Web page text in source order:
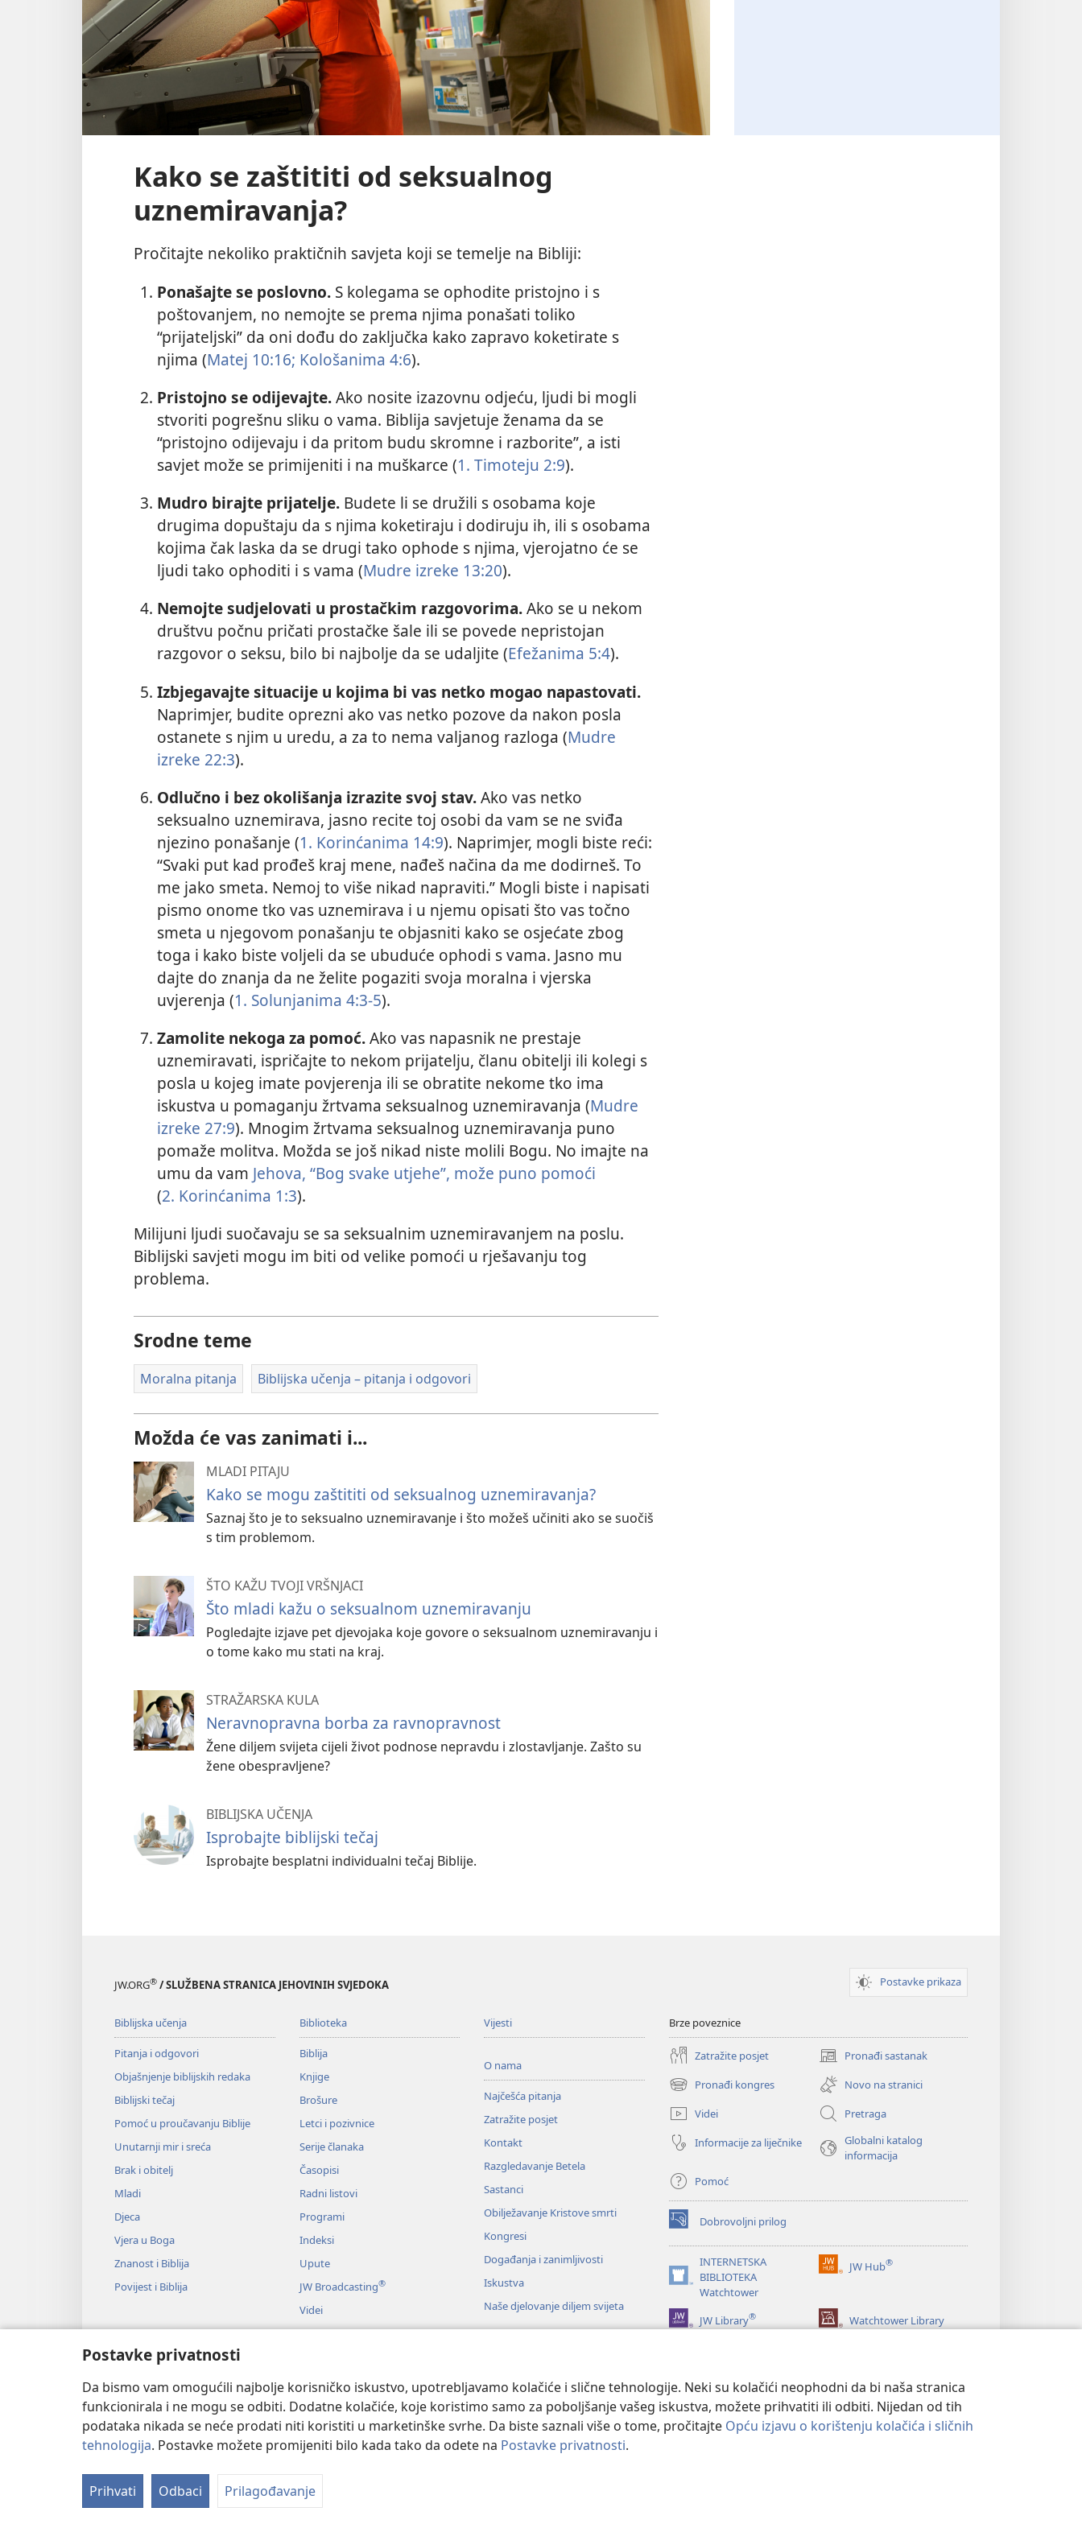
Postavke privatnosti
Da bismo vam omogućili najbolje korisničko iskustvo, upotrebljavamo kolačiće i slične tehnologije. Neki su kolačići neophodni da bi naša stranica
funkcionirala i ne mogu se odbiti. Dodatne kolačiće, koje koristimo samo za poboljšanje vašeg iskustva, možete prihvatiti ili odbiti. Nijedan od tih
podataka nikada se neće prodati niti koristiti u marketinške svrhe. Da biste saznali više o tome, pročitajte Opću izjavu o korištenju kolačića i sličnih
tehnologija. Postavke možete promijeniti bilo kada tako da odete na Postavke privatnosti.
Prihvati Odbaci Prilagođavanje
Kako se zaštititi od seksualnog
uznemiravanja?
Pročitajte nekoliko praktičnih savjeta koji se temelje na Bibliji:
Ponašajte se poslovno.S kolegama se ophodite pristojno i s
poštovanjem, no nemojte se prema njima ponašati toliko
“prijateljski” da oni dođu do zaključka kako zapravo koketirate s
njima (Matej 10:16; Kološanima 4:6).
Pristojno se odijevajte.Ako nosite izazovnu odjeću, ljudi bi mogli
stvoriti pogrešnu sliku o vama. Biblija savjetuje ženama da se
“pristojno odijevaju i da pritom budu skromne i razborite”, a isti
savjet može se primijeniti i na muškarce (1. Timoteju 2:9).
Mudro birajte prijatelje.Budete li se družili s osobama koje
drugima dopuštaju da s njima koketiraju i dodiruju ih, ili s osobama
kojima čak laska da se drugi tako ophode s njima, vjerojatno će se
ljudi tako ophoditi i s vama (Mudre izreke 13:20).
Nemojte sudjelovati u prostačkim razgovorima.Ako se u nekom
društvu počnu pričati prostačke šale ili se povede nepristojan
razgovor o seksu, bilo bi najbolje da se udaljite (Efežanima 5:4).
Izbjegavajte situacije u kojima bi vas netko mogao napastovati.
Naprimjer, budite oprezni ako vas netko pozove da nakon posla
ostanete s njim u uredu, a za to nema valjanog razloga (Mudre
izreke 22:3).
Odlučno i bez okolišanja izrazite svoj stav.Ako vas netko
seksualno uznemirava, jasno recite toj osobi da vam se ne sviđa
njezino ponašanje (1. Korinćanima 14:9). Naprimjer, mogli biste reći:
“Svaki put kad prođeš kraj mene, nađeš načina da me dodirneš. To
me jako smeta. Nemoj to više nikad napraviti.” Mogli biste i napisati
pismo onome tko vas uznemirava i u njemu opisati što vas točno
smeta u njegovom ponašanju te objasniti kako se osjećate zbog
toga i kako biste voljeli da se ubuduće ophodi s vama. Jasno mu
dajte do znanja da ne želite pogaziti svoja moralna i vjerska
uvjerenja (1. Solunjanima 4:3-5).
Zamolite nekoga za pomoć.Ako vas napasnik ne prestaje
uznemiravati, ispričajte to nekom prijatelju, članu obitelji ili kolegi s
posla u kojeg imate povjerenja ili se obratite nekome tko ima
iskustva u pomaganju žrtvama seksualnog uznemiravanja (Mudre
izreke 27:9). Mnogim žrtvama seksualnog uznemiravanja puno
pomaže molitva. Možda se još nikad niste molili Bogu. No imajte na
umu da vam Jehova, “Bog svake utjehe”, može puno pomoći
(2. Korinćanima 1:3).
Milijuni ljudi suočavaju se sa seksualnim uznemiravanjem na poslu.
Biblijski savjeti mogu im biti od velike pomoći u rješavanju tog
problema.
Srodne teme
Moralna pitanja Biblijska učenja – pitanja i odgovori
Možda će vas zanimati i...
MLADI PITAJU
Kako se mogu zaštititi od seksualnog uznemiravanja?
Saznaj što je to seksualno uznemiravanje i što možeš učiniti ako se suočiš
s tim problemom.
ŠTO KAŽU TVOJI VRŠNJACI
Što mladi kažu o seksualnom uznemiravanju
Pogledajte izjave pet djevojaka koje govore o seksualnom uznemiravanju i
o tome kako mu stati na kraj.
STRAŽARSKA KULA
Neravnopravna borba za ravnopravnost
Žene diljem svijeta cijeli život podnose nepravdu i zlostavljanje. Zašto su
žene obespravljene?
BIBLIJSKA UČENJA
Isprobajte biblijski tečaj
Isprobajte besplatni individualni tečaj Biblije.
JW.ORG® / SLUŽBENA STRANICA JEHOVINIH SVJEDOKA Postavke prikaza
Biblijska učenja
Pitanja i odgovori
Objašnjenje biblijskih redaka
Biblijski tečaj
Pomoć u proučavanju Biblije
Unutarnji mir i sreća
Brak i obitelj
Mladi
Djeca
Vjera u Boga
Znanost i Biblija
Povijest i Biblija
Biblioteka
Biblija
Knjige
Brošure
Letci i pozivnice
Serije članaka
Časopisi
Radni listovi
Programi
Indeksi
Upute
JW Broadcasting®
Videi
Glazba
Dramsko čitanje Biblije
Vijesti
O nama
Najčešća pitanja
Zatražite posjet
Kontakt
Razgledavanje Betela
Sastanci
Obilježavanje Kristove smrti
Kongresi
Događanja i zanimljivosti
Iskustva
Naše djelovanje diljem svijeta
Brze poveznice
Zatražite posjet Pronađi sastanak
(otvara
se
novi
prozor)
Pronađi kongres
(otvara
se
novi
prozor)
Novo na stranici
Videi
Pretraga
Informacije za liječnike
Globalni katalog
informacija
Pomoć
Dobrovoljni prilog
(otvara
se
prozor)
INTERNETSKA
BIBLIOTEKA
Watchtower
(otvara
novi
prozor)
JW Hub®
(otvara
prozor)
JW Library® Watchtower Library
Copyright© 2026 Watch Tower Bible and Tract Society of Pennsylvania. UVJETI KORIŠTENJA